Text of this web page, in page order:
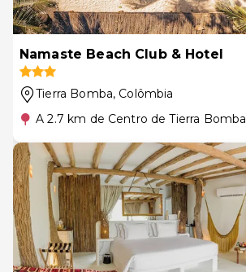
Namaste Beach Club & Hotel
Tierra Bomba, Colômbia
A 2.7 km de Centro de Tierra Bomba